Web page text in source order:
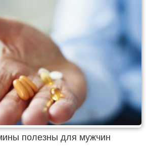
полезны для мужчин